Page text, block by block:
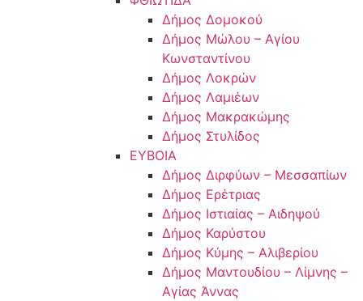
Δήμος Δομοκού
Δήμος Μώλου – Αγίου
Κωνσταντίνου
Δήμος Λοκρών
Δήμος Λαμιέων
Δήμος Μακρακώμης
Δήμος Στυλίδος
ΕΥΒΟΙΑ
Δήμος Διρφύων – Μεσσαπίων
Δήμος Ερέτριας
Δήμος Ιστιαίας – Αιδηψού
Δήμος Καρύστου
Δήμος Κύμης – Αλιβερίου
Δήμος Μαντουδίου – Λίμνης –
Αγίας Άννας